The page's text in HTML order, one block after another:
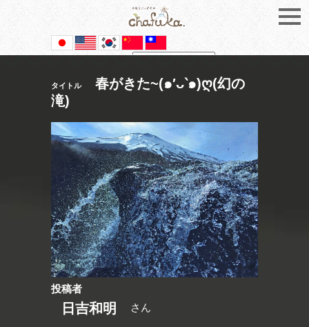
Powered by Translate
タイトル
春がきた~(๑′ᴗ‵๑)ღ(幻の
滝)
投稿者
日吉和明 さん